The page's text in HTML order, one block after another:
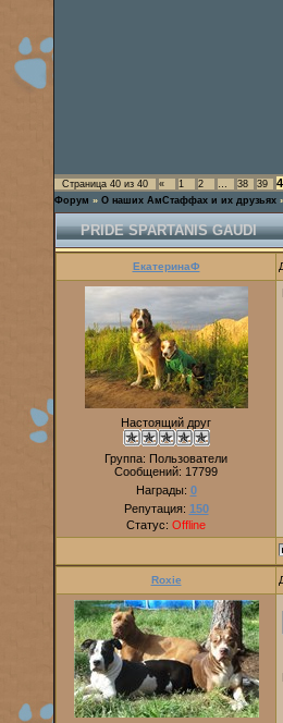
Страница 40 из 40 « 1 2 … 38 39
Форум » О наших АмСтаффах и их друзьях
PRIDE SPARTANIS GAUDI
ЕкатеринаФ
Настоящий друг
Группа: Пользователи
Сообщений: 17799
Награды: 0
Репутация: 150
Статус: Offline
Roxie